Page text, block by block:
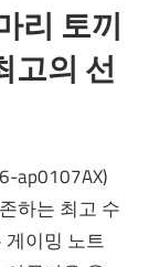
리 토끼
고의 선
ap0107AX)
하는 최고 수
이밍 노트